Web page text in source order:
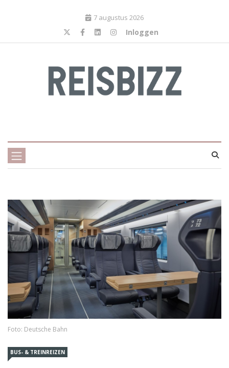
7 augustus 2026
Inloggen
Foto: Deutsche Bahn
BUS- & TREINREIZEN